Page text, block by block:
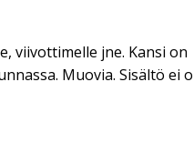
viivottimelle jne. Kansi on
Muovia. Sisältö ei